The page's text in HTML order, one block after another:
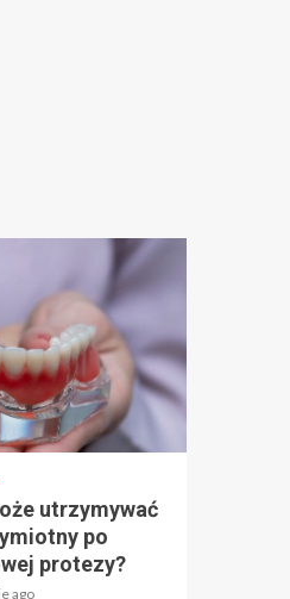
utrzymywać
po
protezy?
ago